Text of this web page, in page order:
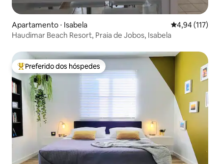
Apartamento ⋅ Isabela 4,94 de uma
4,94 (117)
Haudimar Beach Resort, Praia de Jobos, Isabela
Entre os melhores preferidos dos hóspedes
Preferido dos hóspedes